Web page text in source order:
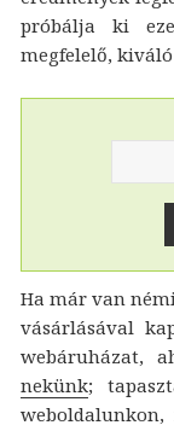
próbálja ki
megfelelő,
Ha már van
vásárlásával
webáruházat,
nekünk;